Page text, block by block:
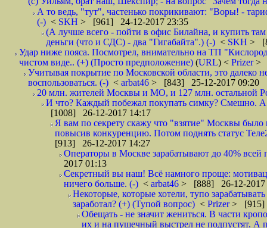
А то ведь, "тут", частенько покрикивают: "Воры! -
(-) < SKH > [961] 24-12-2017 23:35
(А лучше всего - пойти в офис Билайна, и купить
деньги (что и СДС) - два "Гигабайта".) (-) < SKH >
Удар ниже пояса. Посмотрел, внимательно на ТП
чистом виде.. (+) (Просто предположение) (URL) < Prizer>
Учитывая покрытие по Московской области, это далеко
воспользоваться. (-) < arbat46 > [843] 25-12-2017 09:20
20 млн. жителей Москвы и МО, и 127 млн. остальной
И что? Каждый побежал покупать симку? Смешно. А
[1008] 26-12-2017 14:17
Я вам по секрету скажу что "взятие" Москвы
повысив конкуренцию. Потом поднять статус
[913] 26-12-2017 14:27
Операторы в Москве зарабатывают до 40% всей
2017 01:13
Секретный вы наш! Всё намного проще:
ничего больше. (-) < arbat46 > [888] 26-12-2017
Некоторые, которые хотели, тупо
заработал? (+) (Тупой вопрос) < Prizer> [915]
Обещать - не значит жениться. В части
их и на пушечный выстрел не подпустят. А